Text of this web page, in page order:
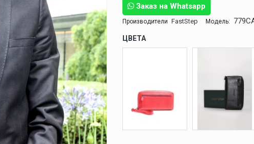
Заказ на Whatsapp
Производители FastStep Модель:
ЦВЕТА